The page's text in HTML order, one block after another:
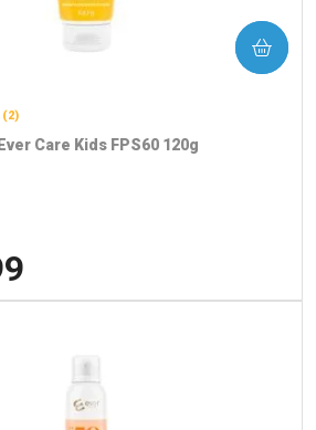
(2)
Care Kids FPS60 120g
COMPRAR